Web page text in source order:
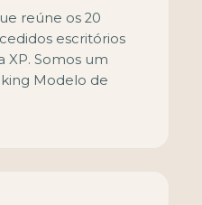
reúne os 20
escritórios
XP. Somos um
Modelo de